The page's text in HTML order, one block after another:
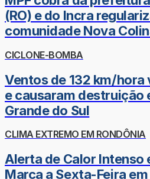
(RO) e do Incra
comunidade Nova
CICLONE-BOMBA
Ventos de 132 km/
e causaram destruição
Grande do Sul
CLIMA EXTREMO EM RONDÔNIA
Alerta de Calor Intenso
Marca a Sexta-Feira